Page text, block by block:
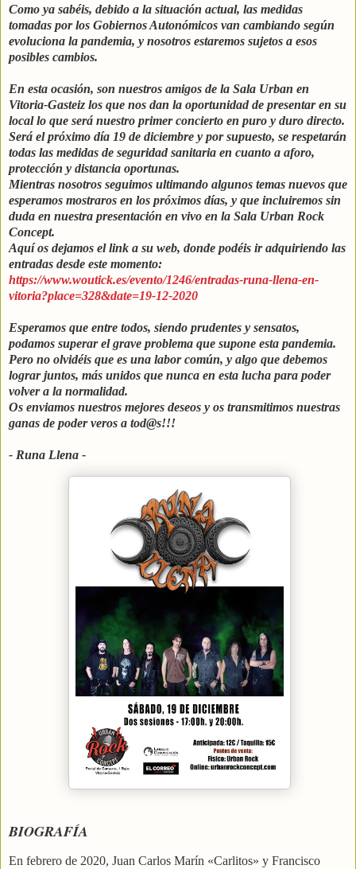
Como ya sabéis, debido a la situación actual, las medidas
tomadas por los Gobiernos Autonómicos van cambiando según
evoluciona la pandemia, y nosotros estaremos sujetos a esos
posibles cambios.
En esta ocasión, son nuestros amigos de la Sala Urban en
Vitoria-Gasteiz los que nos dan la oportunidad de presentar en su
local lo que será nuestro primer concierto en puro y duro directo.
Será el próximo día 19 de diciembre y por supuesto, se respetarán
todas las medidas de seguridad sanitaria en cuanto a aforo,
protección y distancia oportunas.
Mientras nosotros seguimos ultimando algunos temas nuevos que
esperamos mostraros en los próximos días, y que incluiremos sin
duda en nuestra presentación en vivo en la Sala Urban Rock
Concept.
Aquí os dejamos el link a su web, donde podéis ir adquiriendo las
entradas desde este momento:
https://www.woutick.es/evento/1246/entradas-runa-llena-en-
vitoria?place=328&date=19-12-2020
Esperamos que entre todos, siendo prudentes y sensatos,
podamos superar el grave problema que supone esta pandemia.
Pero no olvidéis que es una labor común, y algo que debemos
lograr juntos, más unidos que nunca en esta lucha para poder
volver a la normalidad.
Os enviamos nuestros mejores deseos y os transmitimos nuestras
ganas de poder veros a tod@s!!!
- Runa Llena -
BIOGRAFÍA
En febrero de 2020, Juan Carlos Marín «Carlitos» y Francisco